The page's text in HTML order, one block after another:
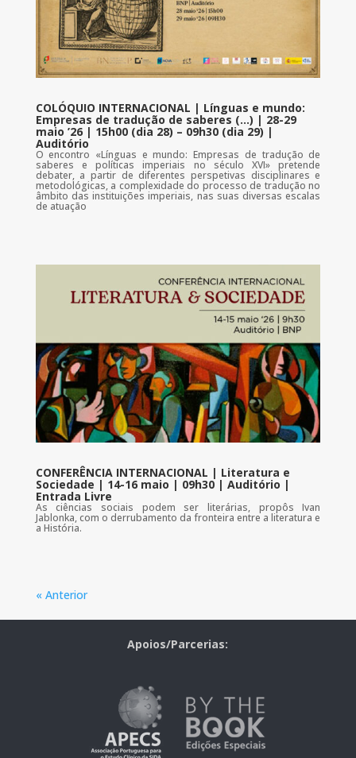
COLÓQUIO INTERNACIONAL | Línguas e mundo:
Empresas de tradução de saberes (…) | 28-29
maio ’26 | 15h00 (dia 28) – 09h30 (dia 29) |
Auditório
O encontro «Línguas e mundo: Empresas de tradução de
saberes e políticas imperiais no século XVI» pretende
debater, a partir de diferentes perspetivas disciplinares e
metodológicas, a complexidade do processo de tradução no
âmbito das instituições imperiais, nas suas diversas escalas
de atuação
CONFERÊNCIA INTERNACIONAL | Literatura e
Sociedade | 14-16 maio | 09h30 | Auditório |
Entrada Livre
As ciências sociais podem ser literárias, propôs Ivan
Jablonka, com o derrubamento da fronteira entre a literatura e
a História.
« Anterior
Apoios/Parcerias: